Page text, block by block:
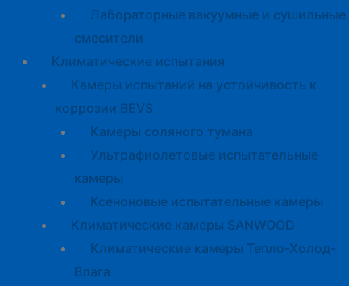
Лабораторные вакуумные и сушильные
смесители
Климатические испытания
Камеры испытаний на устойчивость к
коррозии BEVS
Камеры соляного тумана
Ультрафиолетовые испытательные
камеры
Ксеноновые испытательные камеры
Климатические камеры SANWOOD
Климатические камеры Тепло-Холод-
Влага